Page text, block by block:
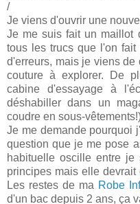
/
Je viens d'ouvrir une
Je me suis fait un maillot
tous les trucs que l'on
d'erreurs, mais je viens
couture à explorer. De
cabine d'essayage à
déshabiller dans un
coudre en sous-
Je me demande pourquoi
question que je me pose
habituelle oscille entre
principes mais elle
Les restes de ma Robe
d'un bac depuis 2 ans, ça